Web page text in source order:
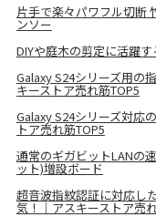
片手で楽々パワフル切断
ンソー
DIYや庭木の剪定に活躍
Galaxy S24シリーズ用の
キーストア売れ筋TOP5
Galaxy S24シリーズ対応
トア売れ筋TOP5
通常のギガビットLANの
ット)増設ボード
超音波指紋認証に対応し
気！｜アスキーストア売